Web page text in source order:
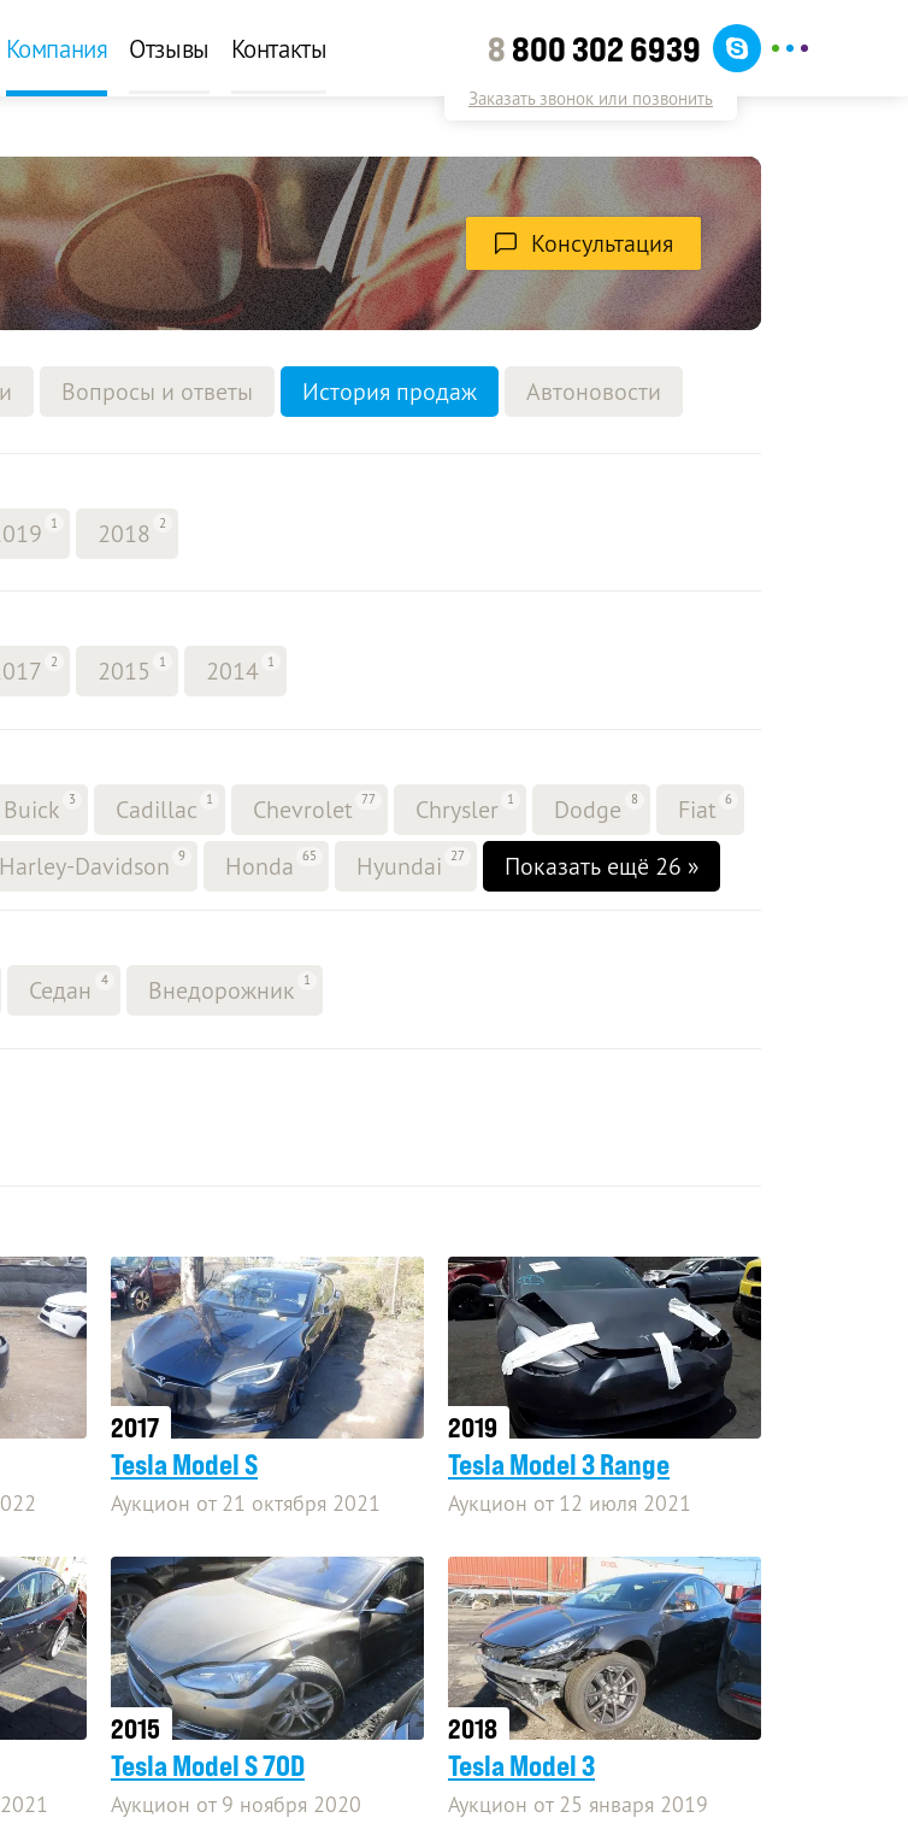
Компания Отзывы Контакты 8 800 302 6939
Заказать звонок или позвонить
Консультация
Вопросы и ответы История продаж Автоновости
1 2018 2
2 2015 1 2014 1
Buick 3 Cadillac 1 Chevrolet 77 Chrysler 1 Dodge 8 Fiat 6
Harley-Davidson 9 Honda 65 Hyundai 27 Показать ещё 26 »
Седан 4 Внедорожник 1
2017
Tesla Model S
Аукцион от 21 октября 2021
2019
Tesla Model 3 Range
Аукцион от 12 июля 2021
2015
Tesla Model S 70D
Аукцион от 9 ноября 2020
2018
Tesla Model 3
Аукцион от 25 января 2019